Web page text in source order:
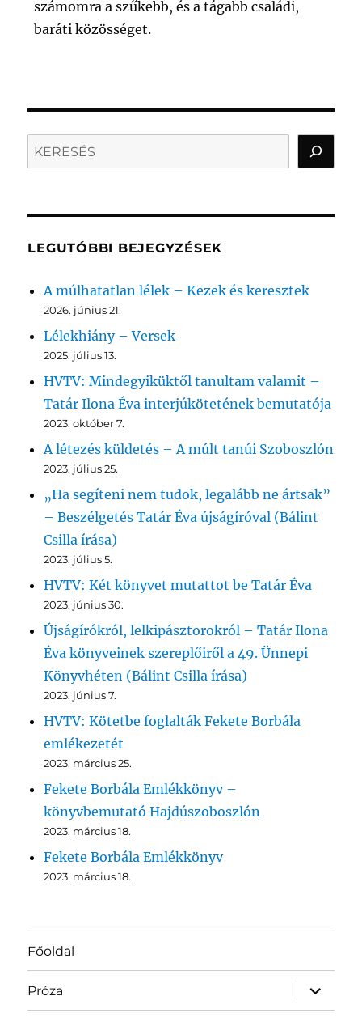
számomra a szűkebb, és a tágabb családi,
baráti közösséget.
Search
LEGUTÓBBI BEJEGYZÉSEK
A múlhatatlan lélek – Kezek és keresztek
2026. június 21.
Lélekhiány – Versek
2025. július 13.
HVTV: Mindegyiküktől tanultam valamit –
Tatár Ilona Éva interjúkötetének bemutatója
2023. október 7.
A létezés küldetés – A múlt tanúi Szoboszlón
2023. július 25.
„Ha segíteni nem tudok, legalább ne ártsak”
– Beszélgetés Tatár Éva újságíróval (Bálint
Csilla írása)
2023. július 5.
HVTV: Két könyvet mutattot be Tatár Éva
2023. június 30.
Újságírókról, lelkipásztorokról – Tatár Ilona
Éva könyveinek szereplőiről a 49. Ünnepi
Könyvhéten (Bálint Csilla írása)
2023. június 7.
HVTV: Kötetbe foglalták Fekete Borbála
emlékezetét
2023. március 25.
Fekete Borbála Emlékkönyv –
könyvbemutató Hajdúszoboszlón
2023. március 18.
Fekete Borbála Emlékkönyv
2023. március 18.
Főoldal
Próza
almenü